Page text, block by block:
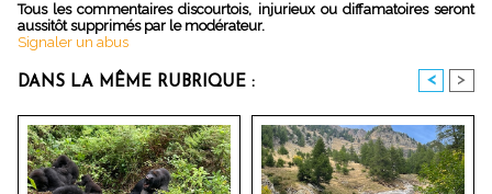
Tous les commentaires discourtois, injurieux ou diffamatoires seront
aussitôt supprimés par le modérateur.
Signaler un abus
DANS LA MÊME RUBRIQUE : < >